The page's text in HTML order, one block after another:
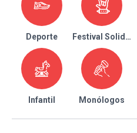
Deporte Festival Solidario
Infantil Monólogos